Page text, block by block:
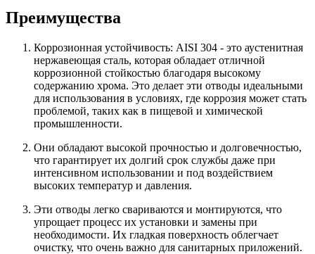
Преимущества
Коррозионная устойчивость: AISI 304 - это аустенитная
нержавеющая сталь, которая обладает отличной
коррозионной стойкостью благодаря высокому
содержанию хрома. Это делает эти отводы идеальными
для использования в условиях, где коррозия может стать
проблемой, таких как в пищевой и химической
промышленности.
Они обладают высокой прочностью и долговечностью,
что гарантирует их долгий срок службы даже при
интенсивном использовании и под воздействием
высоких температур и давления.
Эти отводы легко свариваются и монтируются, что
упрощает процесс их установки и замены при
необходимости. Их гладкая поверхность облегчает
очистку, что очень важно для санитарных приложений.